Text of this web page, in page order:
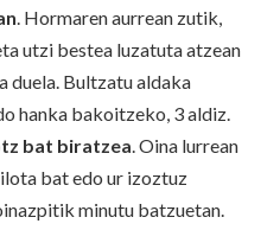
. Hormaren aurrean zutik,
utzi bestea luzatuta atzean
duela. Bultzatu aldaka
hanka bakoitzeko, 3 aldiz.
bat biratzea. Oina lurrean
bat edo ur izoztuz
minutu batzuetan.